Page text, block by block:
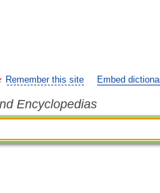
Remember this site Embed
Encyclopedias